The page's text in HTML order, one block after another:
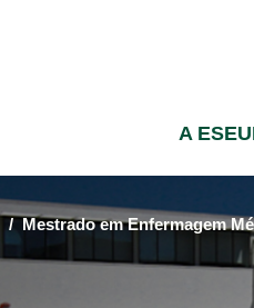
A
Mestrado em Enfermagem